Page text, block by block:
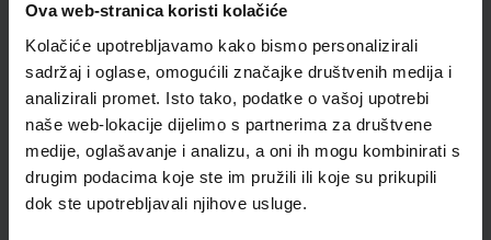
Ova web-stranica koristi kolačiće
Kolačiće upotrebljavamo kako bismo personalizirali
sadržaj i oglase, omogućili značajke društvenih medija i
analizirali promet. Isto tako, podatke o vašoj upotrebi
naše web-lokacije dijelimo s partnerima za društvene
medije, oglašavanje i analizu, a oni ih mogu kombinirati s
drugim podacima koje ste im pružili ili koje su prikupili
dok ste upotrebljavali njihove usluge.
Omot PVC za školske
udžbenike; dimenzije
401x267; tip 156